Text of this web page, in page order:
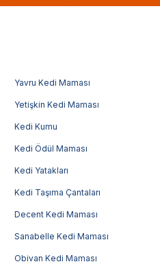
Yavru Kedi Maması
Yetişkin Kedi Maması
Kedi Kumu
Kedi Ödül Maması
Kedi Yatakları
Kedi Taşıma Çantaları
Decent Kedi Maması
Sanabelle Kedi Maması
Obivan Kedi Maması